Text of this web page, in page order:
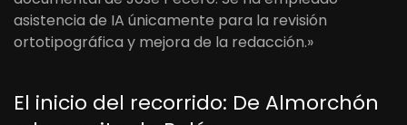
asistencia de IA únicamente para la revisión
ortotipográfica y mejora de la redacción.»
El inicio del recorrido: De Almorchón